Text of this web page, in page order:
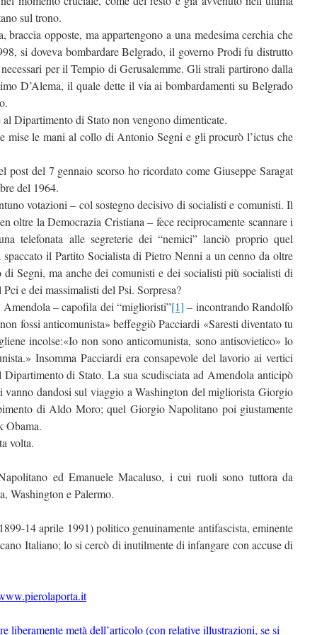
sul trono.
braccia opposte, ma appartengono a una medesima cerchia che
si doveva bombardare Belgrado, il governo Prodi fu distrutto
per il Tempio di Gerusalemme. Gli strali partirono dalla
D’Alema, il quale dette il via ai bombardamenti su Belgrado
Dipartimento di Stato non vengono dimenticate.
mise le mani al collo di Antonio Segni e gli procurò l’ictus che
post del 7 gennaio scorso ho ricordato come Giuseppe Saragat
del 1964.
votazioni – col sostegno decisivo di socialisti e comunisti. Il
oltre la Democrazia Cristiana – fece reciprocamente scannare i
telefonata alle segreterie dei “nemici” lanciò proprio quel
spaccato il Partito Socialista di Pietro Nenni a un cenno da oltre
Segni, ma anche dei comunisti e dei socialisti più socialisti di
e dei massimalisti del Psi. Sorpresa?
– capofila dei “miglioristi”[1] – incontrando Randolfo
fossi anticomunista» beffeggiò Pacciardi «Saresti diventato tu
incolse:«Io non sono anticomunista, sono antisovietico» lo
Insomma Pacciardi era consapevole del lavorio ai vertici
di Stato. La sua scudisciata ad Amendola anticipò
vanno dandosi sul viaggio a Washington del migliorista Giorgio
di Aldo Moro; quel Giorgio Napolitano poi giustamente
Obama.
volta.
ed Emanuele Macaluso, i cui ruoli sono tuttora da
Washington e Palermo.
14 aprile 1991) politico genuinamente antifascista, eminente
Italiano; lo si cercò di inutilmente di infangare con accuse di
liberamente metà dell’articolo (con relative illustrazioni, se si